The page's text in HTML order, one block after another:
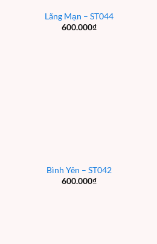
Lãng Mạn – ST044
600.000₫
Bình Yên – ST042
600.000₫